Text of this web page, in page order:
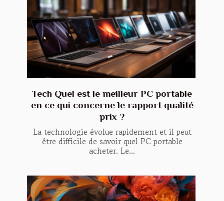
Tech Quel est le meilleur PC portable
en ce qui concerne le rapport qualité
prix ?
La technologie évolue rapidement et il peut
être difficile de savoir quel PC portable
acheter. Le...